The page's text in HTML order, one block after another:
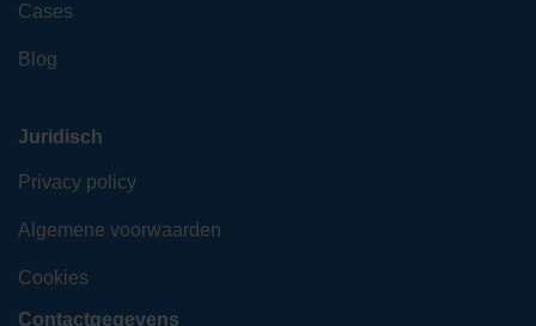
Cases
Blog
Juridisch
Privacy policy
Algemene voorwaarden
Cookies
Contactgegevens